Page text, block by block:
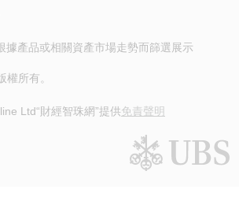
據產品或相關資產市場走勢而篩選展示
權所有。
Ltd“財經智珠網”提供免責聲明